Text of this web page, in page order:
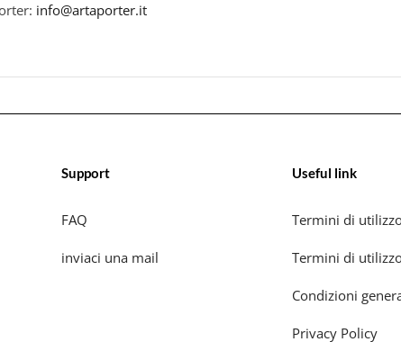
info@artaporter.it
Support
FAQ
inviaci una mail
Useful link
Termini di
Termini di
Condizioni
Privacy Policy